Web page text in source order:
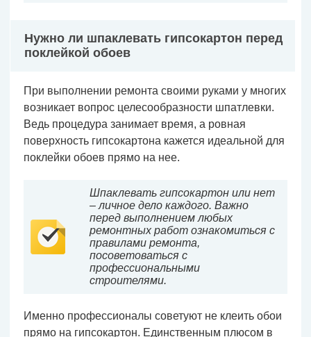
Нужно ли шпаклевать гипсокартон перед
поклейкой обоев
При выполнении ремонта своими руками у многих
возникает вопрос целесообразности шпатлевки.
Ведь процедура занимает время, а ровная
поверхность гипсокартона кажется идеальной для
поклейки обоев прямо на нее.
Шпаклевать гипсокартон или нет
– личное дело каждого. Важно
перед выполнением любых
ремонтных работ ознакомиться с
правилами ремонта,
посоветоваться с
профессиональными
строителями.
Именно профессионалы советуют не клеить обои
прямо на гипсокартон. Единственным плюсом в